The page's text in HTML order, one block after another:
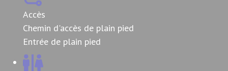
Accès
Chemin d'accès de plain pied
Entrée de plain pied